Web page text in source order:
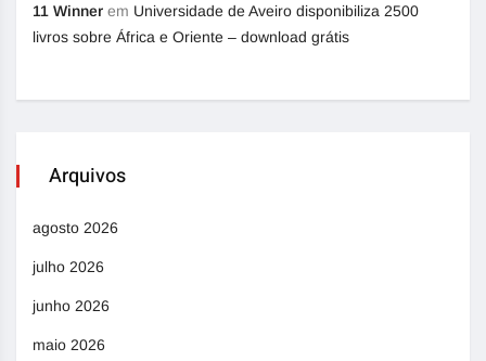
11 Winner em Universidade de Aveiro disponibiliza 2500
livros sobre África e Oriente – download grátis
Arquivos
agosto 2026
julho 2026
junho 2026
maio 2026